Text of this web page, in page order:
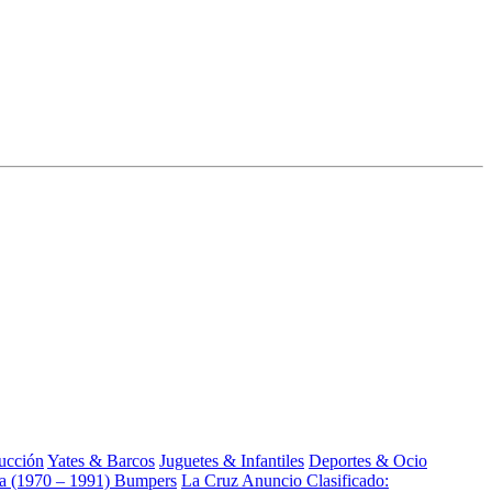
Yates & Barcos Juguetes & Infantiles Deportes & Ocio
(1970 – 1991) Bumpers La Cruz Anuncio Clasificado: